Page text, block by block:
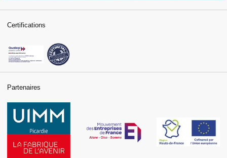
Certifications
Partenaires